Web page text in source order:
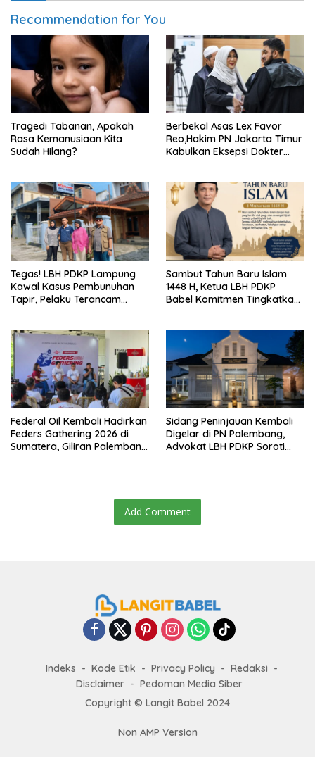
Recommendation for You
Tragedi Tabanan, Apakah
Rasa Kemanusiaan Kita
Sudah Hilang?
Berbekal Asas Lex Favor
Reo,Hakim PN Jakarta Timur
Kabulkan Eksepsi Dokter
Tegas! LBH PDKP Lampung
Kawal Kasus Pembunuhan
Tapir, Pelaku Terancam
Sambut Tahun Baru Islam
1448 H, Ketua LBH PDKP
Babel Komitmen Tingkatkan
Federal Oil Kembali Hadirkan
Feders Gathering 2026 di
Sumatera, Giliran Palembang
Sidang Peninjauan Kembali
Digelar di PN Palembang,
Advokat LBH PDKP Soroti
Add Comment
Indeks Kode Etik Privacy Policy
Redaksi
Disclaimer
Pedoman Media Siber
Copyright © Langit Babel 2024
Non AMP Version